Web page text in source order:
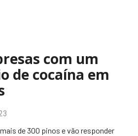
com um
de cocaína em
de 300 pinos e vão responder